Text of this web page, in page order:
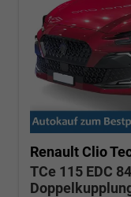
Renault Clio
TCe 115 EDC